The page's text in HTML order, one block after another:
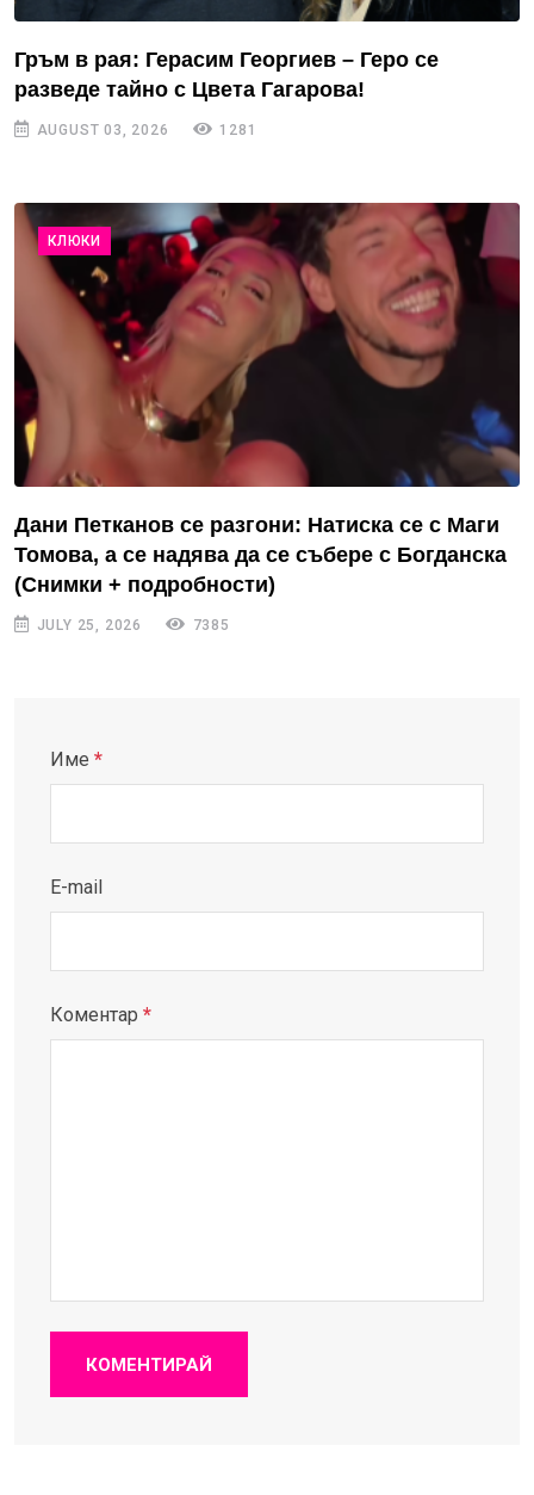
Гръм в рая: Герасим Георгиев – Геро се
разведе тайно с Цвета Гагарова!
AUGUST 03, 2026 1281
КЛЮКИ
Дани Петканов се разгони: Натиска се с Маги
Томова, а се надява да се събере с Богданска
(Снимки + подробности)
JULY 25, 2026 7385
Име *
E-mail
Коментар *
КОМЕНТИРАЙ